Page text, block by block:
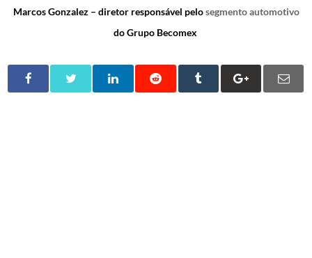
Marcos Gonzalez – diretor responsável pelosegmento automotivo
do Grupo Becomex